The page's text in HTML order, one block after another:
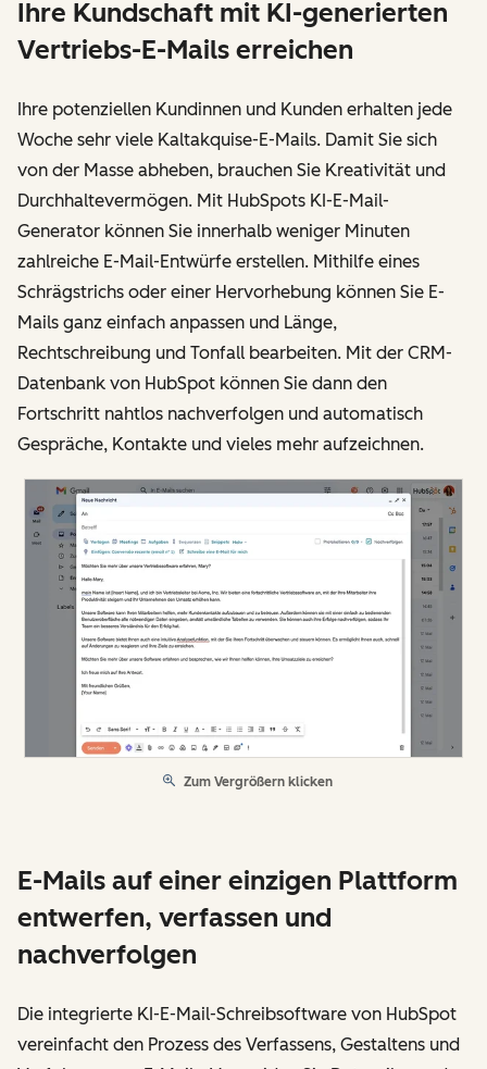
Ihre Kundschaft mit KI-generierten
Vertriebs-E-Mails erreichen
Ihre potenziellen Kundinnen und Kunden erhalten jede
Woche sehr viele Kaltakquise-E-Mails. Damit Sie sich
von der Masse abheben, brauchen Sie Kreativität und
Durchhaltevermögen. Mit HubSpots KI-E-Mail-
Generator können Sie innerhalb weniger Minuten
zahlreiche E-Mail-Entwürfe erstellen. Mithilfe eines
Schrägstrichs oder einer Hervorhebung können Sie E-
Mails ganz einfach anpassen und Länge,
Rechtschreibung und Tonfall bearbeiten. Mit der CRM-
Datenbank von HubSpot können Sie dann den
Fortschritt nahtlos nachverfolgen und automatisch
Gespräche, Kontakte und vieles mehr aufzeichnen.
Zum Vergrößern klicken
E-Mails auf einer einzigen Plattform
entwerfen, verfassen und
nachverfolgen
Die integrierte KI-E-Mail-Schreibsoftware von HubSpot
vereinfacht den Prozess des Verfassens, Gestaltens und